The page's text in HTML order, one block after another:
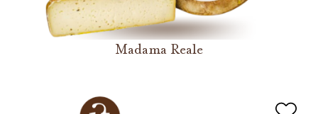
Madama Reale